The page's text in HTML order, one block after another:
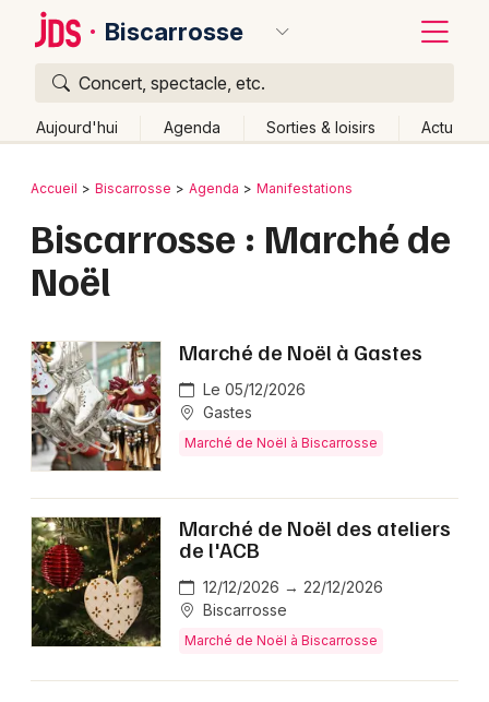
Biscarrosse
Concert, spectacle, etc.
Aujourd'hui Agenda Sorties & loisirs Actu
Publier un événement
Activité & Expérience
Manifestations
Spectacles
Concerts
Sports
Bordeaux
Colmar
Lyon
Marseille
Mulhouse
Montpellier
Nantes
Nice
Paris
Strasbourg
Retour
Accueil Biscarrosse Agenda Manifestations
Biscarrosse : Marché de
Noël
Marché de Noël à Gastes
Le 05/12/2026
Gastes
Marché de Noël à Biscarrosse
Marché de Noël des ateliers
de l'ACB
12/12/2026 → 22/12/2026
Biscarrosse
Marché de Noël à Biscarrosse
Quoi ?
Où ?
Partout
Près de moi Changer de lieu
Quand ?